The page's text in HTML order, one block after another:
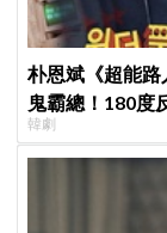
朴恩斌《超能
鬼霸總！180度
韓劇